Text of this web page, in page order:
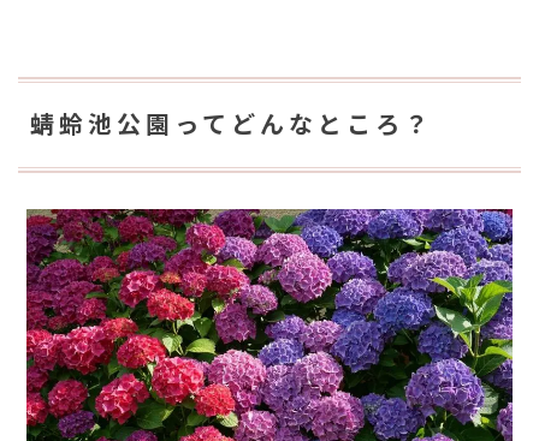
蜻蛉池公園ってどんなところ？